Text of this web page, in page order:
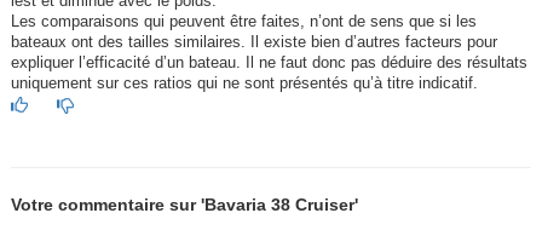
Les comparaisons qui peuvent être faites, n’ont de sens que si les
bateaux ont des tailles similaires. Il existe bien d’autres facteurs pour
expliquer l’efficacité d’un bateau. Il ne faut donc pas déduire des résultats
uniquement sur ces ratios qui ne sont présentés qu’à titre indicatif.
Votre commentaire sur 'Bavaria 38 Cruiser'